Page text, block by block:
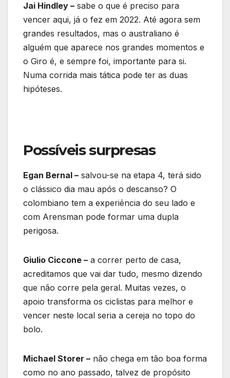
Jai Hindley – sabe o que é preciso para
vencer aqui, já o fez em 2022. Até agora sem
grandes resultados, mas o australiano é
alguém que aparece nos grandes momentos e
o Giro é, e sempre foi, importante para si.
Numa corrida mais tática pode ter as duas
hipóteses.
Possíveis surpresas
Egan Bernal – salvou-se na etapa 4, terá sido
o clássico dia mau após o descanso? O
colombiano tem a experiência do seu lado e
com Arensman pode formar uma dupla
perigosa.
Giulio Ciccone – a correr perto de casa,
acreditamos que vai dar tudo, mesmo dizendo
que não corre pela geral. Muitas vezes, o
apoio transforma os ciclistas para melhor e
vencer neste local seria a cereja no topo do
bolo.
Michael Storer – não chega em tão boa forma
como no ano passado, talvez de propósito